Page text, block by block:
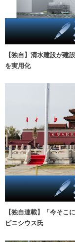
【独自】清水建設が建
を実用化
【独自連載】「今そ
ビニシウス氏